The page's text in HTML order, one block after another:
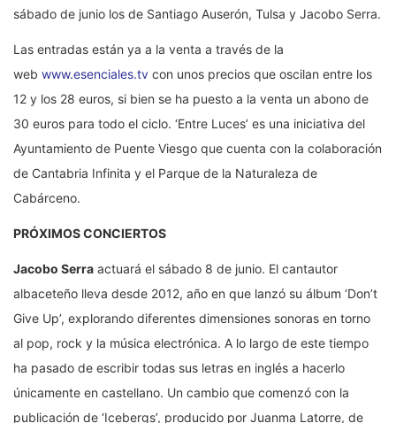
sábado de junio los de Santiago Auserón, Tulsa y Jacobo Serra.
Las entradas están ya a la venta a través de la
web www.esenciales.tv con unos precios que oscilan entre los
12 y los 28 euros, si bien se ha puesto a la venta un abono de
30 euros para todo el ciclo. ‘Entre Luces’ es una iniciativa del
Ayuntamiento de Puente Viesgo que cuenta con la colaboración
de Cantabria Infinita y el Parque de la Naturaleza de
Cabárceno.
PRÓXIMOS CONCIERTOS
Jacobo Serra actuará el sábado 8 de junio. El cantautor
albaceteño lleva desde 2012, año en que lanzó su álbum ‘Don’t
Give Up’, explorando diferentes dimensiones sonoras en torno
al pop, rock y la música electrónica. A lo largo de este tiempo
ha pasado de escribir todas sus letras en inglés a hacerlo
únicamente en castellano. Un cambio que comenzó con la
publicación de ‘Icebergs’, producido por Juanma Latorre, de